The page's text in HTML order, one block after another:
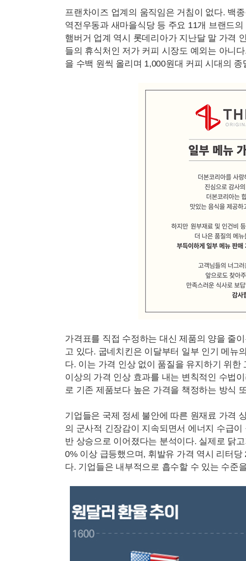
프랜차이즈 업계의 움직임은 거침이 없다. 백
역전우동과 새마을식당 등 주요 11개 브랜드
햄버거 업계 역시 롯데리아가 지난달 말 가격
들의 휴식처인 저가 커피 시장도 예외는 아니
을 수백 원씩 올리며 1,000원대 커피 시대의
가격표를 직접 수정하는 대신 제품의 양을 줄
고 있다. 굽네치킨은 이달부터 일부 인기 메뉴
다. 이는 가격 인상 없이 품질을 유지하기 위
이상의 가격 인상 효과를 내는 변칙적인 수법
로 기존 제품보다 높은 가격을 책정하는 방식
기업들은 국제 정세 불안에 따른 원재료 가격
의 군사적 긴장감이 지속되면서 에너지 수급
반 상승으로 이어졌다는 분석이다. 실제로 닭
0% 이상 급등했으며, 휘발유 가격 역시 리터
다. 기업들은 내부적으로 흡수할 수 있는 수준